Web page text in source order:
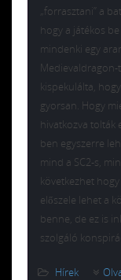
„forrasztani” a
hogy a játékos
mindenki egy
kispekulálta,
gyorsan. Hogy
hivatkozva tolták
ben egyszerre
mind a SC2-s,
következhet
előszele lehet a
benne, de ez is
szolgáló
Hírek